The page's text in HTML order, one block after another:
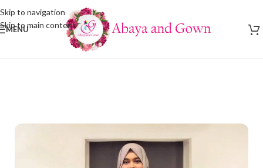
Skip to navigation
Skip to main content
MENU